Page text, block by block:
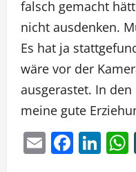
falsch gemacht
nicht ausdenken.
Es hat ja
wäre vor der
ausgerastet. In
meine gute
Email